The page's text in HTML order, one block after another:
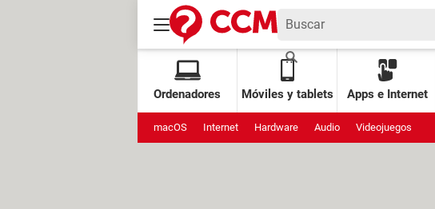
Ordenadores Móviles y tablets Apps e Internet
macOS Internet Hardware Audio Videojuegos